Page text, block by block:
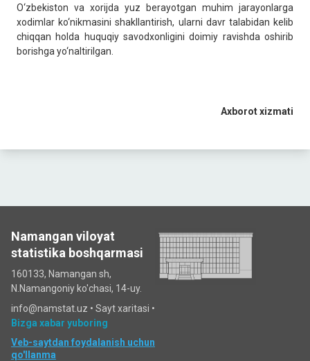
O‘zbekiston va xorijda yuz berayotgan muhim jarayonlarga
xodimlar ko‘nikmasini shakllantirish, ularni davr talabidan kelib
chiqqan holda huquqiy savodxonligini doimiy ravishda oshirib
borishga yo‘naltirilgan.
Axborot xizmati
Namangan viloyat
statistika boshqarmasi
160133, Namangan sh,
N.Namangoniy ko'chasi, 14-uy.
info@namstat.uz • Sayt xaritasi •
Bizga xabar yuboring
Veb-saytdan foydalanish uchun
qo'llanma